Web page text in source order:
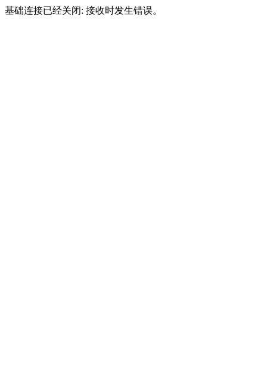
基础连接已经关闭: 接收时发生错误。